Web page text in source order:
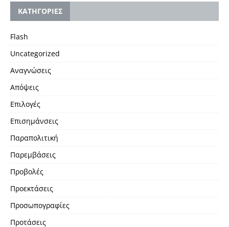
KΑΤΗΓΟΡΙΕΣ
Flash
Uncategorized
Αναγνώσεις
Απόψεις
Επιλογές
Επισημάνσεις
Παραπολιτική
Παρεμβάσεις
Προβολές
Προεκτάσεις
Προσωπογραφίες
Προτάσεις